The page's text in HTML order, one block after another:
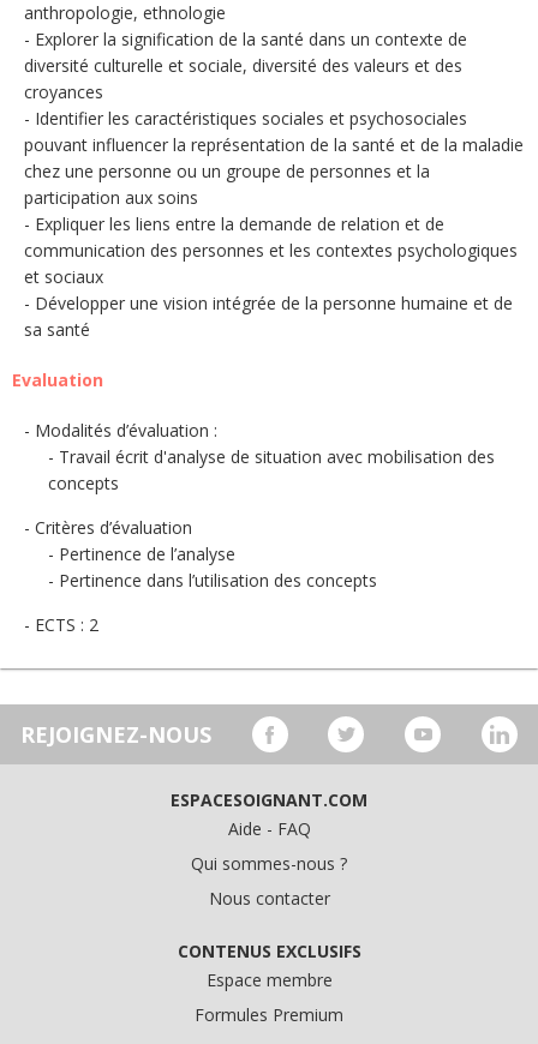
anthropologie, ethnologie
Explorer la signification de la santé dans un contexte de
diversité culturelle et sociale, diversité des valeurs et des
croyances
Identifier les caractéristiques sociales et psychosociales
pouvant influencer la représentation de la santé et de la maladie
chez une personne ou un groupe de personnes et la
participation aux soins
Expliquer les liens entre la demande de relation et de
communication des personnes et les contextes psychologiques
et sociaux
Développer une vision intégrée de la personne humaine et de
sa santé
Evaluation
Modalités d’évaluation :
Travail écrit d'analyse de situation avec mobilisation des
concepts
Critères d’évaluation
Pertinence de l’analyse
Pertinence dans l’utilisation des concepts
ECTS : 2
REJOIGNEZ-NOUS
ESPACESOIGNANT.COM
Aide - FAQ
Qui sommes-nous ?
Nous contacter
CONTENUS EXCLUSIFS
Espace membre
Formules Premium